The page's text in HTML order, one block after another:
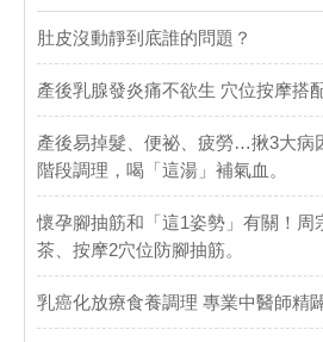
肚皮沒動靜到底誰的問題？
產後乳腺發炎痛不欲生 穴位按摩搭
產後易掉髮、便祕、疲勞…揪3大病
階段調理，喝「這湯」補氣血。
懷孕腳抽筋和「這1姿勢」有關！周
茶、按摩2穴位防腳抽筋。
乳癌化放療食養調理 專業中醫師精